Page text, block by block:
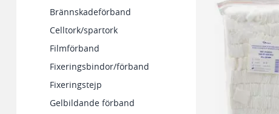
Brännskadeförband
Celltork/spartork
Filmförband
Fixeringsbindor/förband
Fixeringstejp
Gelbildande förband